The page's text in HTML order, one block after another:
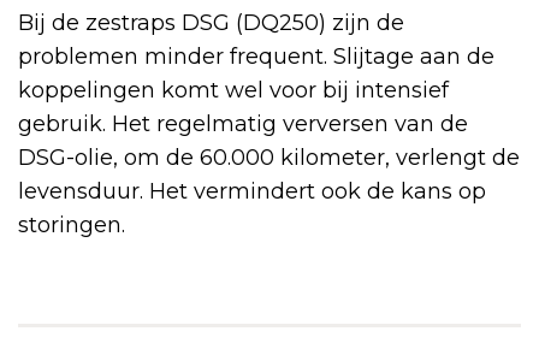
Bij de zestraps DSG (DQ250) zijn de
problemen minder frequent. Slijtage aan de
koppelingen komt wel voor bij intensief
gebruik. Het regelmatig verversen van de
DSG-olie, om de 60.000 kilometer, verlengt de
levensduur. Het vermindert ook de kans op
storingen.